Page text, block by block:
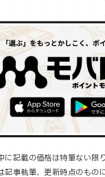
記載の価格は特筆ない限り
事執筆、更新時点のものに